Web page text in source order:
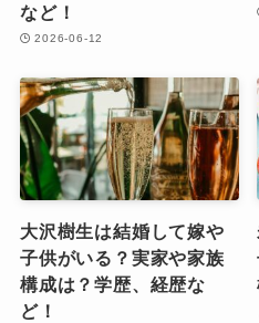
など！
2026-06-12
大沢樹生は結婚して嫁や
子供がいる？実家や家族
構成は？学歴、経歴な
ど！